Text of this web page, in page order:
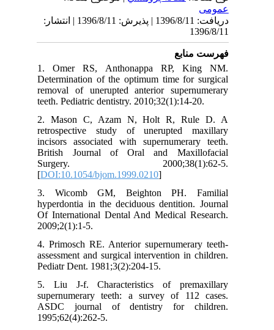
عمومى
دریافت: 1396/8/11 | پذیرش: 1396/8/11 | انتشار:
1396/8/11
فهرست منابع
1. Omer RS, Anthonappa RP, King NM.
Determination of the optimum time for surgical
removal of unerupted anterior supernumerary
teeth. Pediatric dentistry. 2010;32(1):14-20.
2. Mason C, Azam N, Holt R, Rule D. A
retrospective study of unerupted maxillary
incisors associated with supernumerary teeth.
British Journal of Oral and Maxillofacial
Surgery. 2000;38(1):62-5.
[DOI:10.1054/bjom.1999.0210
3. Wicomb GM, Beighton PH. Familial
hyperdontia in the deciduous dentition. Journal
Of International Dental And Medical Research.
2009;2(1):1-5.
4. Primosch RE. Anterior supernumerary teeth-
assessment and surgical intervention in children.
Pediatr Dent. 1981;3(2):204-15.
5. Liu J-f. Characteristics of premaxillary
supernumerary teeth: a survey of 112 cases.
ASDC journal of dentistry for children.
1995;62(4):262-5.